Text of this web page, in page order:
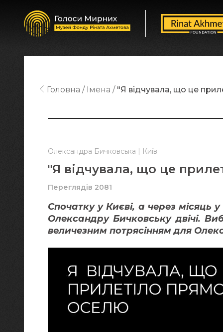
Олександра Бичковська | Київ
"Я відчувала, що це
Переглядів 2081
Спочатку у Києві, а через місяць
Олександру Бичковську двічі.
величезним потрясінням для
Головна Імена "Я відчувала, що це